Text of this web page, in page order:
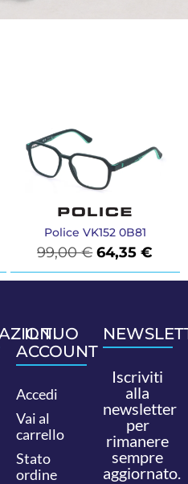
Police VK152 0B81
99,00€ 64,35€
IL TUO
ACCOUNT
Accedi
Vai al
carrello
Stato
ordine
Iscriviti
alla
newsletter
per
rimanere
sempre
aggiornato.